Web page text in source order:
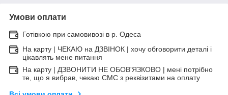
Умови оплати
Готівкою при самовивозі в р. Одеса
На карту | ЧЕКАЮ на ДЗВІНОК | хочу обговорити деталі і
цікавлять мене питання
На карту | ДЗВОНИТИ НЕ ОБОВ'ЯЗКОВО | мені потрібно
те, що я вибрав, чекаю СМС з реквізитами на оплату